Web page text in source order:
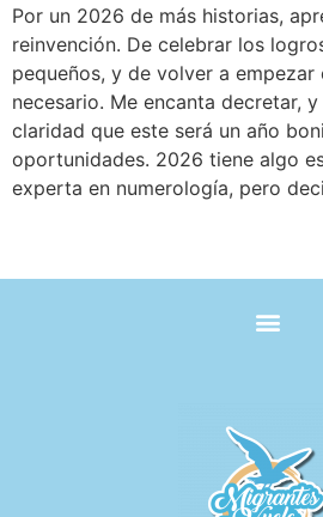
Por un 2026 de más historias,
reinvención. De celebrar los
pequeños, y de volver a empezar
necesario. Me encanta decretar,
claridad que este será un año
oportunidades. 2026 tiene algo
experta en numerología, pero